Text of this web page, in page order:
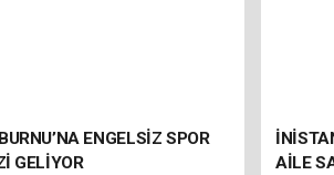
ENGELSİZ SPOR
GELİYOR
AİLE